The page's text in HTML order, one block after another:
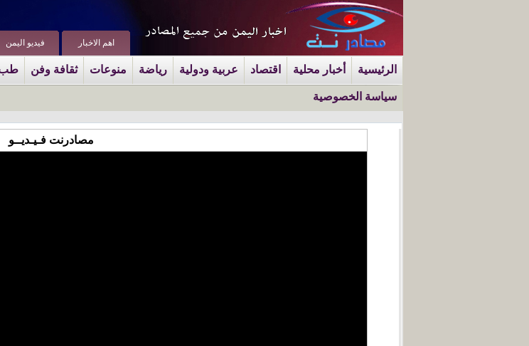
فيديو اليمن اهم الاخبار
الرئيسية أخبار محلية اقتصاد عربية ودولية رياضة منوعات ثقافة وفن طب
سياسة الخصوصية
مصادرنت فـيـديــو